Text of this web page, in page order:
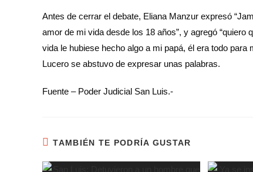
Antes de cerrar el debate, Eliana Manzur expresó
amor de mi vida desde los 18 años”, y agregó “quiero
vida le hubiese hecho algo a mi papá, él era todo
Lucero se abstuvo de expresar unas palabras.
Fuente – Poder Judicial San Luis.-
TAMBIÉN TE PODRÍA GUSTAR